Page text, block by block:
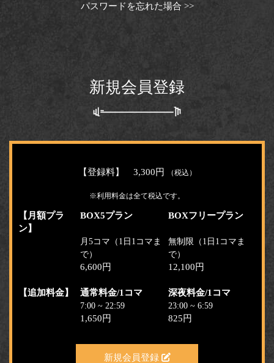
パスワードを忘れた場合 >>
新規会員登録
【登録料】 3,300円 （税込）
※利用料金は全て税込です。
【月額プラ
ン】
BOX5プラン BOXフリープラン
月5コマ（1日1コマま
で）
無制限（1日1コマま
で）
6,600円 12,100円
【追加料金】 通常料金/1コマ 深夜料金/1コマ
7:00 ~ 22:59 23:00 ~ 6:59
1,650円 825円
新規会員登録